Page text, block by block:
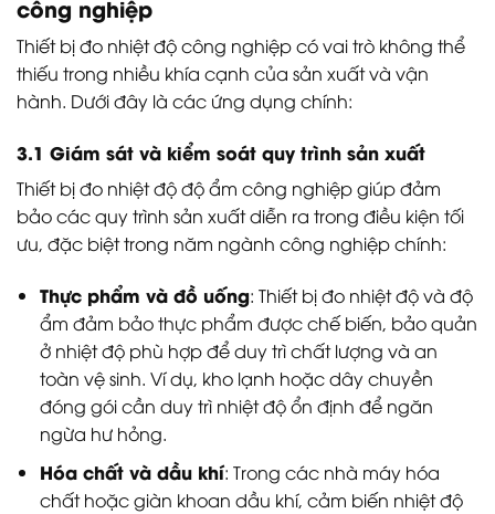
công nghiệp
Thiết bị đo nhiệt độ công nghiệp có vai trò không thể
thiếu trong nhiều khía cạnh của sản xuất và vận
hành. Dưới đây là các ứng dụng chính:
3.1 Giám sát và kiểm soát quy trình sản xuất
Thiết bị đo nhiệt độ độ ẩm công nghiệp giúp đảm
bảo các quy trình sản xuất diễn ra trong điều kiện tối
ưu, đặc biệt trong năm ngành công nghiệp chính:
Thực phẩm và đồ uống: Thiết bị đo nhiệt độ và độ
ẩm đảm bảo thực phẩm được chế biến, bảo quản
ở nhiệt độ phù hợp để duy trì chất lượng và an
toàn vệ sinh. Ví dụ, kho lạnh hoặc dây chuyền
đóng gói cần duy trì nhiệt độ ổn định để ngăn
ngừa hư hỏng.
Hóa chất và dầu khí: Trong các nhà máy hóa
chất hoặc giàn khoan dầu khí, cảm biến nhiệt độ